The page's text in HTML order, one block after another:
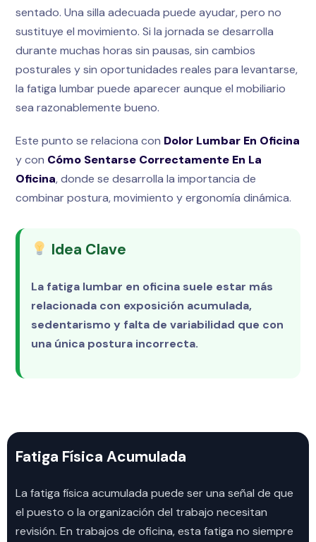
sentado. Una silla adecuada puede ayudar, pero no
sustituye el movimiento. Si la jornada se desarrolla
durante muchas horas sin pausas, sin cambios
posturales y sin oportunidades reales para levantarse,
la fatiga lumbar puede aparecer aunque el mobiliario
sea razonablemente bueno.
Este punto se relaciona con Dolor Lumbar En Oficina
y con Cómo Sentarse Correctamente En La
Oficina, donde se desarrolla la importancia de
combinar postura, movimiento y ergonomía dinámica.
Idea Clave
La fatiga lumbar en oficina suele estar más
relacionada con exposición acumulada,
sedentarismo y falta de variabilidad que con
una única postura incorrecta.
Fatiga Física Acumulada
La fatiga física acumulada puede ser una señal de que
el puesto o la organización del trabajo necesitan
revisión. En trabajos de oficina, esta fatiga no siempre